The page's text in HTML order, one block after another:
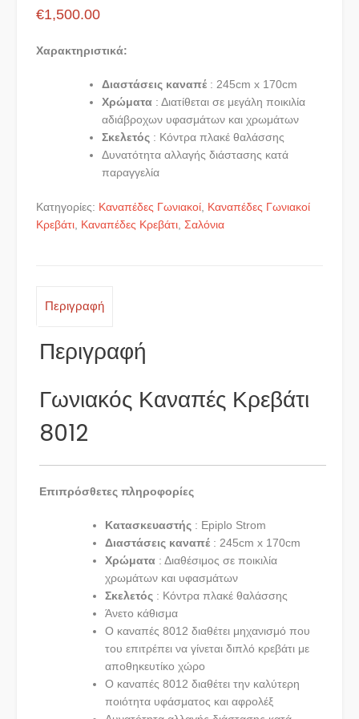
€1,500.00
Χαρακτηριστικά:
Διαστάσεις καναπέ : 245cm x 170cm
Χρώματα : Διατίθεται σε μεγάλη ποικιλία
αδιάβροχων υφασμάτων και χρωμάτων
Σκελετός : Κόντρα πλακέ θαλάσσης
Δυνατότητα αλλαγής διάστασης κατά
παραγγελία
Κατηγορίες: Καναπέδες Γωνιακοί Καναπέδες Γωνιακοί
Κρεβάτι Καναπέδες Κρεβάτι Σαλόνια
Περιγραφή
Περιγραφή
Γωνιακός Καναπές Κρεβάτι
8012
Επιπρόσθετες πληροφορίες
Κατασκευαστής: Epiplo Strom
Διαστάσεις καναπέ: 245cm x 170cm
Χρώματα: Διαθέσιμος σε ποικιλία
χρωμάτων και υφασμάτων
Σκελετός: Κόντρα πλακέ θαλάσσης
Άνετο κάθισμα
Ο καναπές 8012 διαθέτει μηχανισμό που
του επιτρέπει να γίνεται διπλό κρεβάτι με
αποθηκευτίκο χώρο
Ο καναπές 8012 διαθέτει την καλύτερη
ποιότητα υφάσματος και αφρολέξ